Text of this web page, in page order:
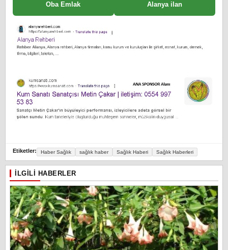
Oba Emlak Alanya ilan
Etiketler: Haber Sağlık sağlık haber Sağlık Haberi Sağlık Haberleri
İLGILI HABERLER